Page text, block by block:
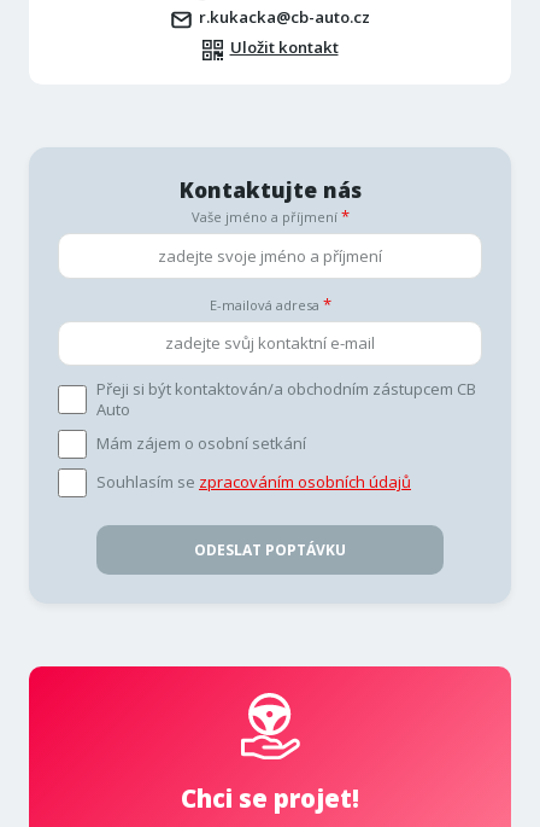
r.kukacka@cb-auto.cz
Uložit kontakt
Kontaktujte nás
Vaše jméno a příjmení
E-mailová adresa
Přeji si být kontaktován/a obchodním zástupcem CB
Auto
Mám zájem o osobní setkání
Souhlasím se zpracováním osobních údajů
ODESLAT POPTÁVKU
Chci se projet!